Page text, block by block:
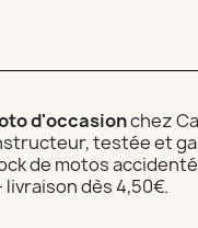
d'occasionchez
testée et
de motos
livraison dès 4,50€.